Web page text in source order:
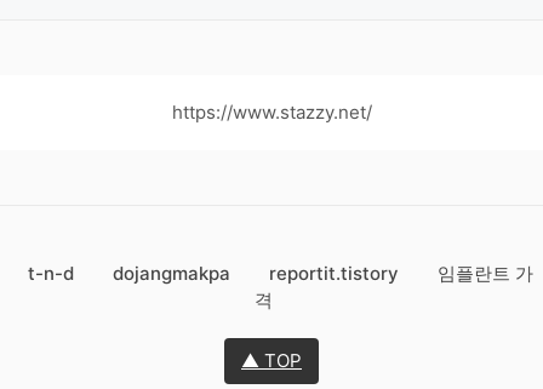
https://www.stazzy.net/
t-n-d dojangmakpa reportit.tistory
임플란트 가
격
▲ TOP